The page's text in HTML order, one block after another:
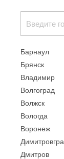
Барнаул
Брянск
Владимир
Волгоград
Волжск
Вологда
Воронеж
Дмитров